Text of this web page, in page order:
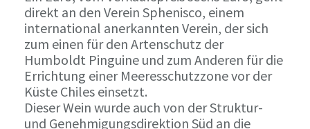
direkt an den Verein Sphenisco, einem
international anerkannten Verein, der sich
zum einen für den Artenschutz der
Humboldt Pinguine und zum Anderen für die
Errichtung einer Meeresschutzzone vor der
Küste Chiles einsetzt.
Dieser Wein wurde auch von der Struktur-
und Genehmigungsdirektion Süd an die